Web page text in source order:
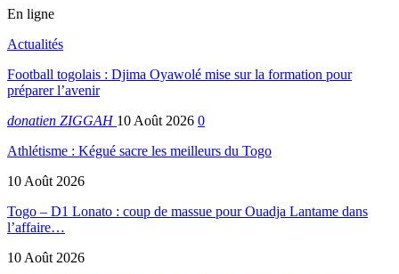
En ligne
Actualités
Football togolais : Djima Oyawolé mise sur la formation pour
préparer l’avenir
donatien ZIGGAH 10 Août 2026 0
Athlétisme : Kégué sacre les meilleurs du Togo
10 Août 2026
Togo – D1 Lonato : coup de massue pour Ouadja Lantame dans
l’affaire…
10 Août 2026